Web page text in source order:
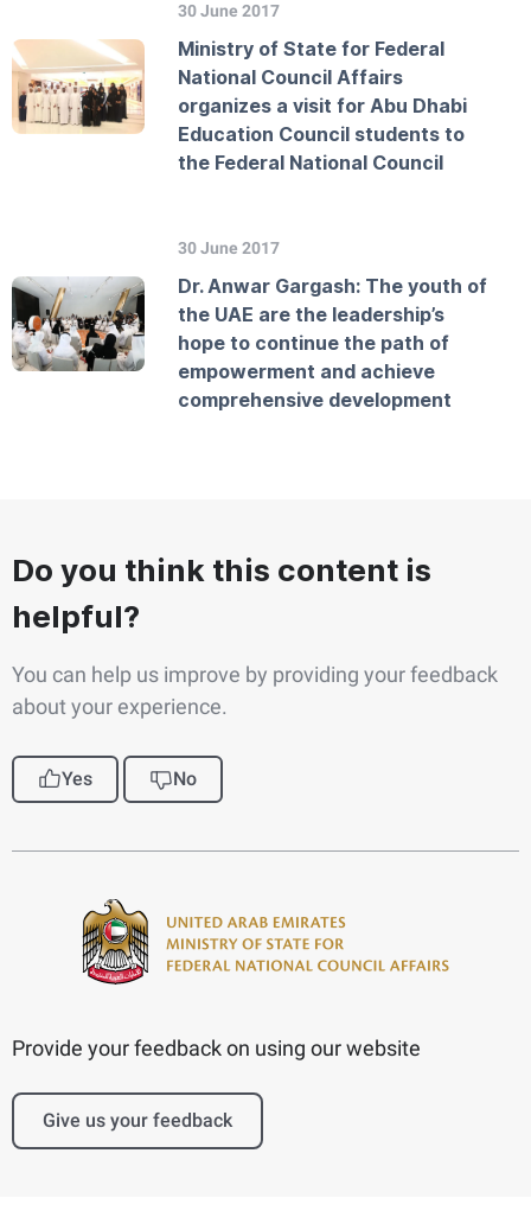
30 June 2017
Ministry of State for Federal
National Council Affairs
organizes a visit for Abu Dhabi
Education Council students to
the Federal National Council
30 June 2017
Dr. Anwar Gargash: The youth of
the UAE are the leadership’s
hope to continue the path of
empowerment and achieve
comprehensive development
Do you think this content is
helpful?
You can help us improve by providing your feedback
about your experience.
Yes No
Provide your feedback on using our website
Give us your feedback